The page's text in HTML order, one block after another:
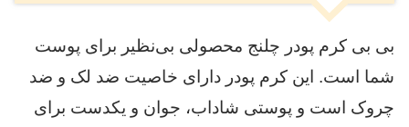
بی بی کرم پودر چلنج محصولی بی‌نظیر برای پوست
شما است. این کرم پودر دارای خاصیت ضد لک و ضد
چروک است و پوستی شاداب، جوان و یکدست برای